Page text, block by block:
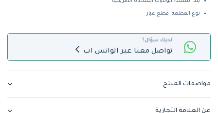
نوع القطعة: قطع غيار
لديك سؤال؟
تواصل معنا عبر الواتس اب
مواصفات المنتج
عن العلامة التجارية